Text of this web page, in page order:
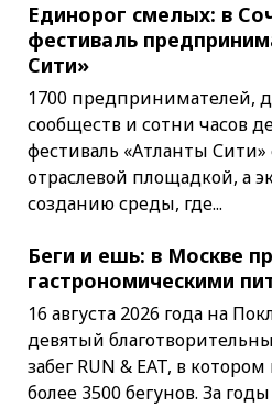
Единорог смелых: в
фестиваль
Сити»
1700 предпринимателей,
сообществ и сотни часов
фестиваль «Атланты Сити»
отраслевой площадкой, а
созданию среды, где...
Беги и ешь: в Москве
гастрономическими
16 августа 2026 года на
девятый
забег RUN & EAT, в
более 3500 бегунов. За